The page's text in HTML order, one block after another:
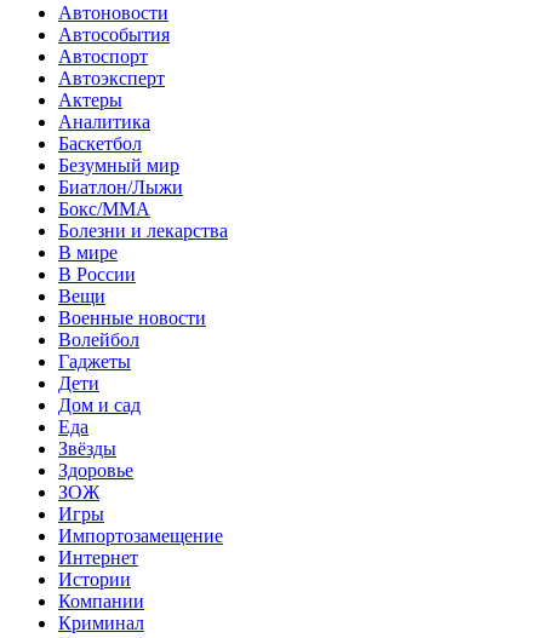
Автоновости
Автособытия
Автоспорт
Автоэксперт
Актеры
Аналитика
Баскетбол
Безумный мир
Биатлон/Лыжи
Бокс/MMA
Болезни и лекарства
В мире
В России
Вещи
Военные новости
Волейбол
Гаджеты
Дети
Дом и сад
Еда
Звёзды
Здоровье
ЗОЖ
Игры
Импортозамещение
Интернет
Истории
Компании
Криминал